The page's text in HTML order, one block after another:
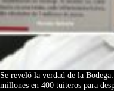
Se reveló la verdad de la
millones en 400 tuiteros para